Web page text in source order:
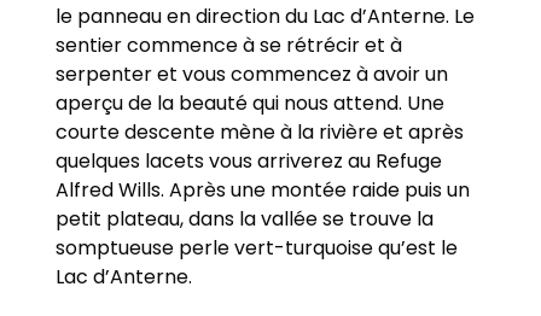
le panneau en direction du Lac d’Anterne. Le
sentier commence à se rétrécir et à
serpenter et vous commencez à avoir un
aperçu de la beauté qui nous attend. Une
courte descente mène à la rivière et après
quelques lacets vous arriverez au Refuge
Alfred Wills. Après une montée raide puis un
petit plateau, dans la vallée se trouve la
somptueuse perle vert-turquoise qu’est le
Lac d’Anterne.